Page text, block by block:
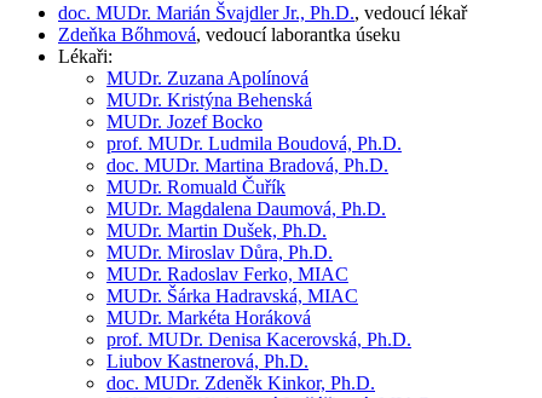
doc. MUDr. Marián Švajdler Jr., Ph.D., vedoucí lékař
Zdeňka Bőhmová, vedoucí laborantka úseku
Lékaři:
MUDr. Zuzana Apolínová
MUDr. Kristýna Behenská
MUDr. Jozef Bocko
prof. MUDr. Ludmila Boudová, Ph.D.
doc. MUDr. Martina Bradová, Ph.D.
MUDr. Romuald Čuřík
MUDr. Magdalena Daumová, Ph.D.
MUDr. Martin Dušek, Ph.D.
MUDr. Miroslav Důra, Ph.D.
MUDr. Radoslav Ferko, MIAC
MUDr. Šárka Hadravská, MIAC
MUDr. Markéta Horáková
prof. MUDr. Denisa Kacerovská, Ph.D.
Liubov Kastnerová, Ph.D.
doc. MUDr. Zdeněk Kinkor, Ph.D.